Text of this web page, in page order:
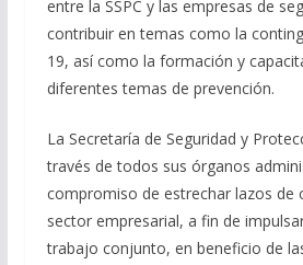
Agricultura y Desarrollo
Columba Jazmín López
compromiso de impulsar
que fortalezcan la
la competitividad de la
economía familiar y nacional
Aprueba Comisión
timbre postal ocho décadas
República Libanesa
Fracking, solo si hay pleno
ambiente y estricto apego a
entre la SSPC y las empresas de
contribuir en temas como la
19, así como la formación y
diferentes temas de prevención.
La Secretaría de Seguridad y
través de todos sus órganos
compromiso de estrechar lazos de
sector empresarial, a fin de
trabajo conjunto, en beneficio de